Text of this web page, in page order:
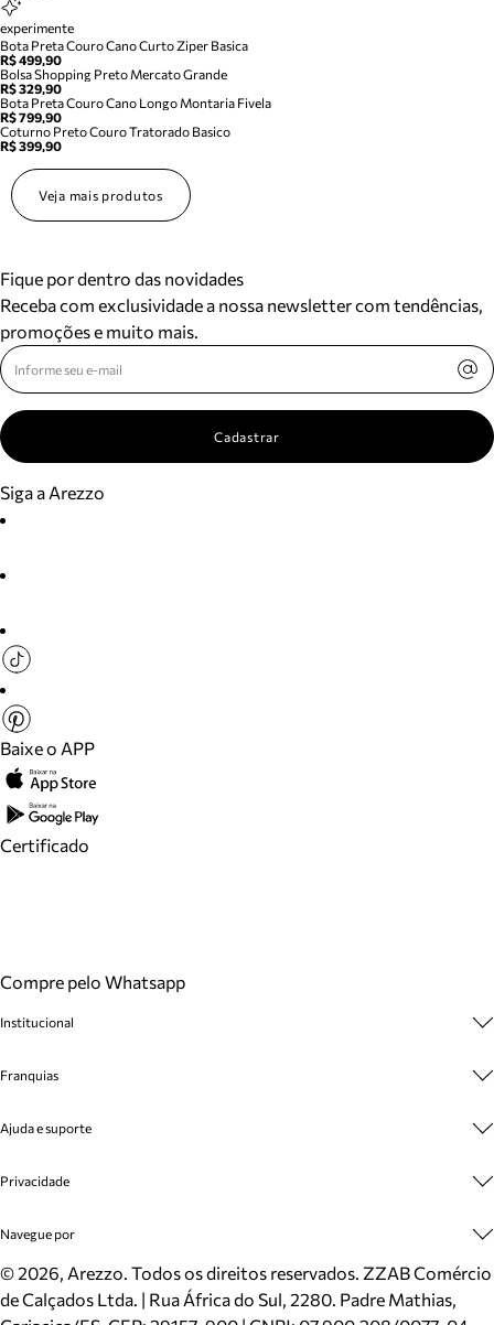
experimente
Bota Preta Couro Cano Curto Ziper Basica
R$ 499,90
Bolsa Shopping Preto Mercato Grande
R$ 329,90
Bota Preta Couro Cano Longo Montaria Fivela
R$ 799,90
Coturno Preto Couro Tratorado Basico
R$ 399,90
Veja mais produtos
Fique por dentro das novidades
Receba com exclusividade a nossa newsletter com tendências,
promoções e muito mais.
Cadastrar
Siga a Arezzo
Baixe o APP
Certificado
Compre pelo Whatsapp
Institucional
Cashback
Venda Corporativa
Mapa do Site
Inverno
Mundo Arezzo
Franquias
Plano de Negócio
Ajuda e suporte
Cadastro
Meus Pedidos
Trocas e Devoluções
Cartão Presente
Privacidade
Politica e Privacidade
Navegue por
Sapatos
Bolsas
©2026, Arezzo. Todos os direitos reservados. ZZAB Comércio
de Calçados Ltda. | Rua África do Sul, 2280. Padre Mathias,